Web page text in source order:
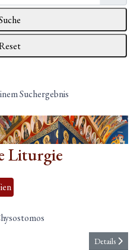
Suchergebnis
Liturgie
Details